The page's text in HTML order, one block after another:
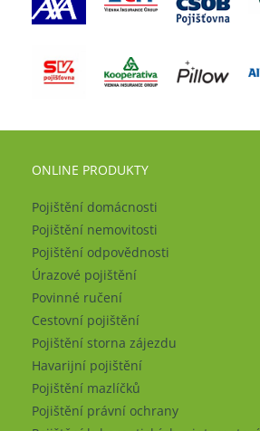
ONLINE PRODUKTY
Pojištění domácnosti
Pojištění nemovitosti
Pojištění odpovědnosti
Úrazové pojištění
Povinné ručení
Cestovní pojištění
Pojištění storna zájezdu
Havarijní pojištění
Pojištění mazlíčků
Pojištění právní ochrany